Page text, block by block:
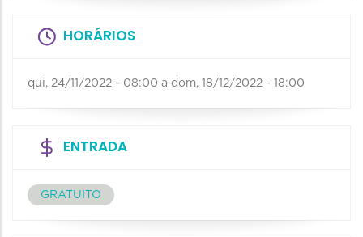
HORÁRIOS
qui, 24/11/2022 - 08:00 a dom, 18/12/2022 - 18:00
ENTRADA
GRATUITO